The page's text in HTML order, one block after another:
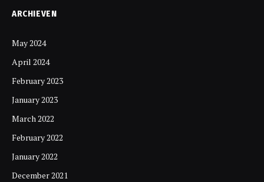
ARCHIEVEN
May 2024
April 2024
February 2023
January 2023
March 2022
February 2022
January 2022
December 2021